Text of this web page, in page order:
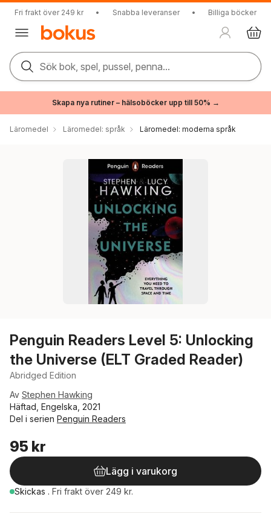
Fri frakt över 249 kr • Snabba leveranser • Billiga böcker
Sök bok, spel, pussel, penna...
Skapa nya rutiner – hälsoböcker upp till 50% →
Läromedel Läromedel: språk Läromedel: moderna språk
Penguin Readers Level 5: Unlocking
the Universe (ELT Graded Reader)
Abridged Edition
Av Stephen Hawking
Häftad, Engelska, 2021
Del i serien Penguin Readers
95 kr
Lägg i varukorg
Skickas . Fri frakt över 249 kr.